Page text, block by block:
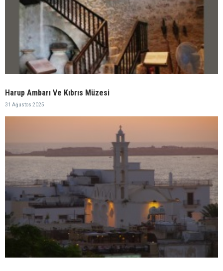
Harup Ambarı Ve Kıbrıs Müzesi
31 Ağustos 2025